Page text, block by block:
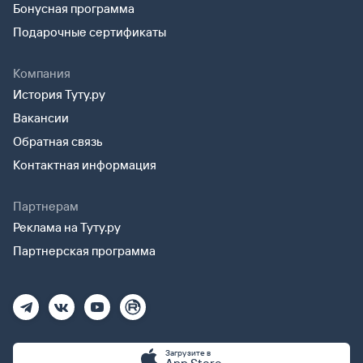
Бонусная программа
Подарочные сертификаты
Компания
История Туту.ру
Вакансии
Обратная связь
Контактная информация
Партнерам
Реклама на Туту.ру
Партнерская программа
Загрузите в